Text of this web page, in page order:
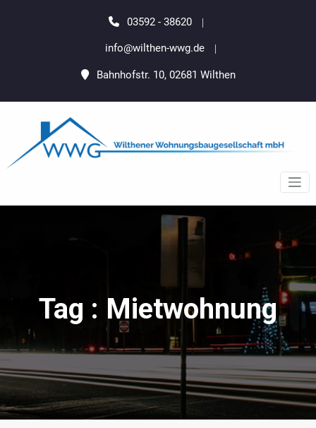
03592 - 38620
info@wilthen-wwg.de
Bahnhofstr. 10, 02681 Wilthen
Wohnungsbaugesellschaft
Tag : Mietwohnung